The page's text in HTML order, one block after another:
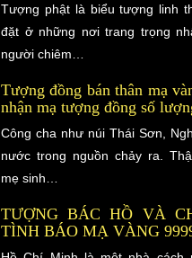
Tượng phật là biểu tượng linh
đặt ở những nơi trang trọng
người chiêm…
Tượng đồng bán thân mạ
nhận mạ tượng đồng số
Công cha như núi Thái Sơn,
nước trong nguồn chảy ra.
mẹ sinh…
TƯỢNG BÁC HỒ VÀ
TÌNH BÁO MẠ VÀNG